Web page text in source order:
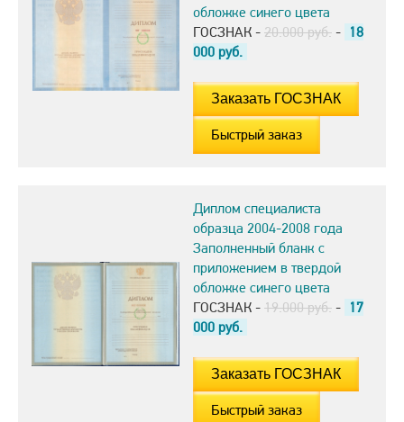
обложке синего цвета
ГОСЗНАК - 20.000 руб. - 18
000 руб.
Быстрый заказ
Диплом специалиста
образца 2004-2008 года
Заполненный бланк с
приложением в твердой
обложке синего цвета
ГОСЗНАК - 19.000 руб. - 17
000 руб.
Быстрый заказ